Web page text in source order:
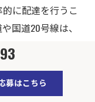
に配達を行うこ
国道20号線は、
要なルートで
することで、配
結果として安定
た、地図アプリ
募はこちら